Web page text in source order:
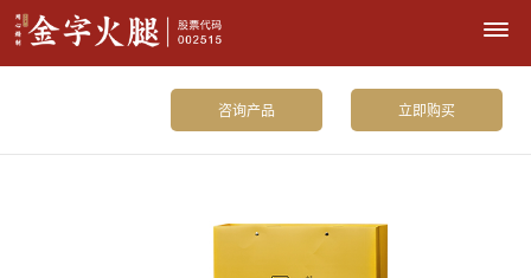
立即购买
咨询产品